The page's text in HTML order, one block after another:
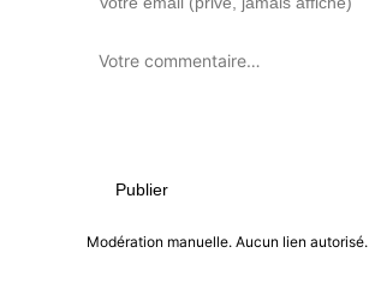
Publier
Modération manuelle. Aucun lien autorisé.